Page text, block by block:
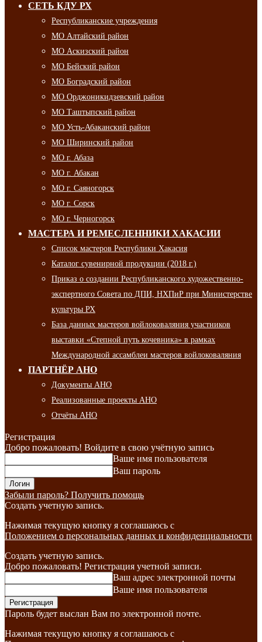
СЕТЬ КДУ РХ
Республиканские учреждения
МО Алтайский район
МО Аскизский район
МО Бейский район
МО Боградский район
МО Орджоникидзевский район
МО Таштыпский район
МО Усть-Абаканский район
МО Ширинский район
МО г. Абаза
МО г. Абакан
МО г. Саяногорск
МО г. Сорск
МО г. Черногорск
МАСТЕРА И РЕМЕСЛЕННИКИ ХАКАСИИ
Список мастеров Республики Хакасия
Каталог сувенирной продукции (2018 г.)
Приказ о создании Республиканского художественно-
экспертного Совета по ДПИ, НХПиР при Министерстве
культуры РХ
База данных мастеров войлоковаляния участников
выставки «Степной путь кочевника» в рамках
Международной ассамблеи мастеров войлоковаляния
ПАРТНЁР АНО
Документы АНО
Реализованные проекты АНО
Отчёты АНО
Регистрация
Добро пожаловать! Войдите в свою учётную запись
Ваше имя пользователя
Ваш пароль
Забыли пароль? Получить помощь
Создать учетную запись.
Нажимая текущую кнопку я соглашаюсь с
Положением о персональных данных и конфиденциальности
Создать учетную запись.
Добро пожаловать! Регистрация учетной записи.
Ваш адрес электронной почты
Ваше имя пользователя
Пароль будет выслан Вам по электронной почте.
Нажимая текущую кнопку я соглашаюсь с